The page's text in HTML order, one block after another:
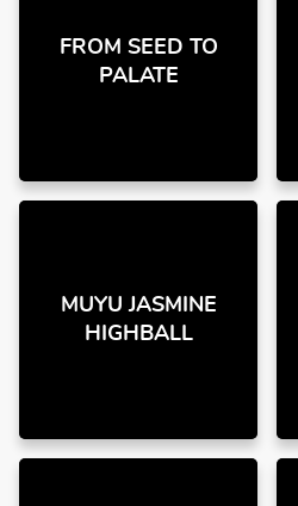
FROM SEED TO
PALATE
MUYU JASMINE
HIGHBALL